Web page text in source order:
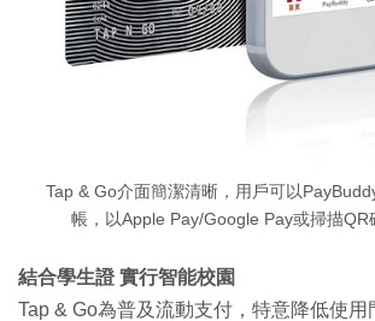
Tap & Go介面簡潔清晰，用戶可以
帳，以Apple Pay/Google Pay或掃描QR
結合學生證 實行智能校園
Tap & Go為普及流動支付，特意降低使用